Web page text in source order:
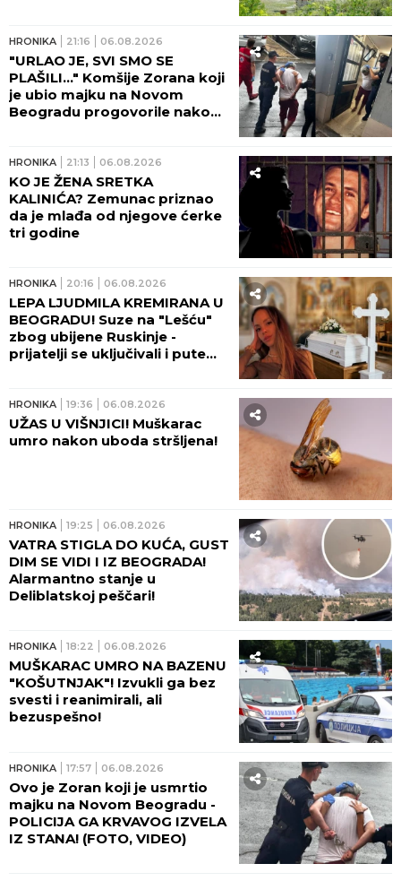
HRONIKA 21:16 06.08.2026
"URLAO JE, SVI SMO SE
PLAŠILI..." Komšije Zorana koji
je ubio majku na Novom
Beogradu progovorile nakon
HRONIKA 21:13 06.08.2026
KO JE ŽENA SRETKA
KALINIĆA? Zemunac priznao
da je mlađa od njegove ćerke
tri godine
HRONIKA 20:16 06.08.2026
LEPA LJUDMILA KREMIRANA U
BEOGRADU! Suze na "Lešću"
zbog ubijene Ruskinje -
prijatelji se uključivali i putem
HRONIKA 19:36 06.08.2026
UŽAS U VIŠNJICI! Muškarac
umro nakon uboda stršljena!
HRONIKA 19:25 06.08.2026
VATRA STIGLA DO KUĆA, GUST
DIM SE VIDI I IZ BEOGRADA!
Alarmantno stanje u
Deliblatskoj peščari!
HRONIKA 18:22 06.08.2026
MUŠKARAC UMRO NA BAZENU
"KOŠUTNJAK"! Izvukli ga bez
svesti i reanimirali, ali
bezuspešno!
HRONIKA 17:57 06.08.2026
Ovo je Zoran koji je usmrtio
majku na Novom Beogradu -
POLICIJA GA KRVAVOG IZVELA
IZ STANA! (FOTO, VIDEO)